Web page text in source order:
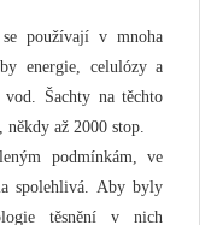
používají v mnoha
energie, celulózy a
Šachty na těchto
někdy až 2000 stop.
podmínkám, ve
spolehlivá. Aby byly
těsnění v nich